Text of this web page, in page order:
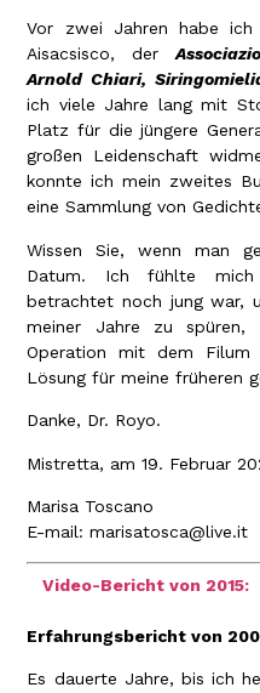
Vor zwei Jahren habe
Aisacsisco, der
Arnold Chiari,
ich viele Jahre lang mit
Platz für die jüngere
großen Leidenschaft
konnte ich mein zweites
eine Sammlung von
Wissen Sie, wenn man
Datum. Ich fühlte
betrachtet noch jung war,
meiner Jahre zu
Operation mit dem Filum
Lösung für meine früheren
Danke, Dr. Royo.
Mistretta, am 19. Februar
Marisa Toscano
E-mail:marisatosca@live.it
Video-Bericht von 2015:
Erfahrungsbericht von
Es dauerte Jahre, bis ich